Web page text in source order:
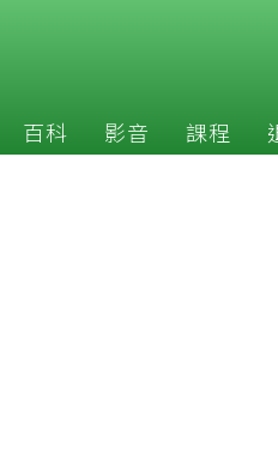
百科 影音 課程